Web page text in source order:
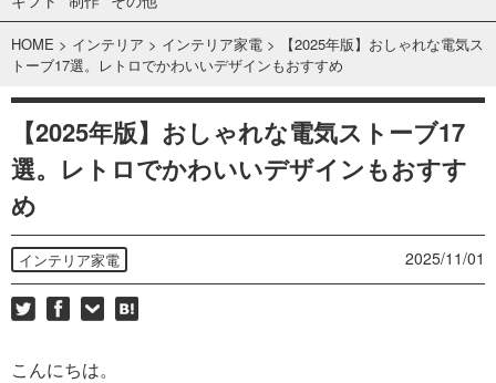
HOME > インテリア > インテリア家電 >
【2025年版】おしゃれな電気ス
トーブ17選。レトロでかわいいデザインもおすすめ
【2025年版】おしゃれな電気ストーブ17
選。レトロでかわいいデザインもおすす
め
インテリア家電 2025/11/01
こんにちは。